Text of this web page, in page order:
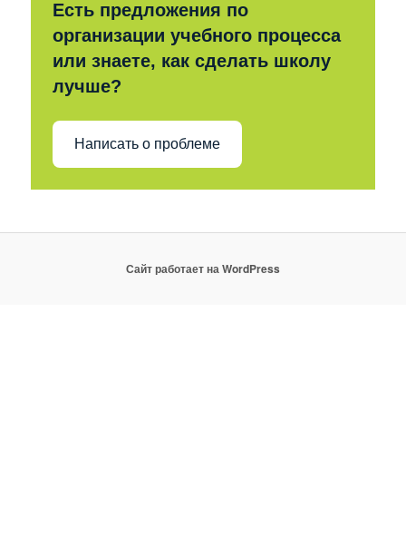
Есть предложения по
организации учебного процесса
или знаете, как сделать школу
лучше?
Написать о проблеме
Сайт работает на WordPress